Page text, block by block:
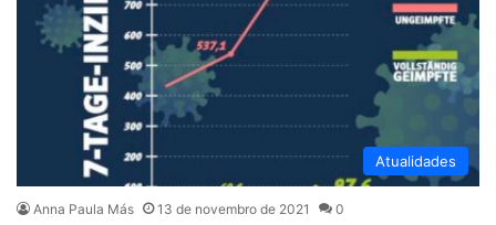
Atualidades
Anna Paula Más 13 de novembro de 2021 0